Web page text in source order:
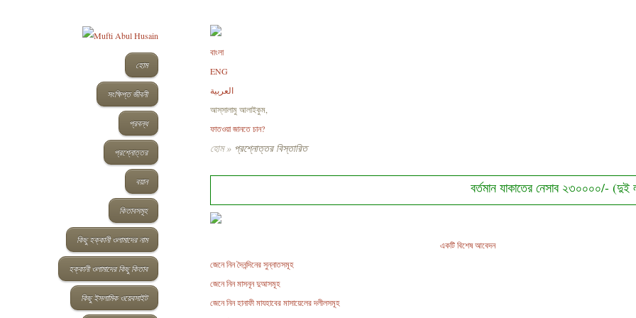
হোম
সংক্ষিপ্ত জীবনী
প্রবন্ধ
প্রশ্নোত্তর
বয়ান
কিতাবসমূহ
কিছু হক্কানী ওলামাদের নাম
হক্কানী ওলামাদের কিছু কিতাব
কিছু ইসলামিক ওয়েবসাইট
বাংলা
ENG
العربية
আস্‌সালামু আলাইকুম,
ফাতওয়া জানতে চান?
হোম »প্রশ্নোত্তর বিস্তারিত
বর্তমান যাকাতের নেসাব ২৩০০০০/- (দুই লক্ষ ত্রিশ
একটি বিশেষ আবেদন
জেনে নিন দৈনন্দিনের সুন্নাতসমূহ
জেনে নিন মাসনূন দুআসমূহ
জেনে নিন হানাফী মাযহাবের মাসায়েলের দলীলসমূহ